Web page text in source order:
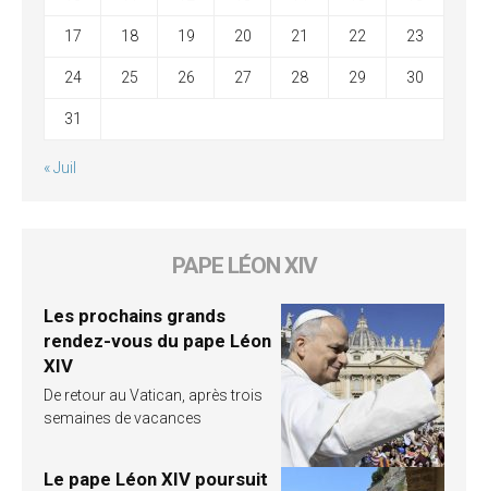
17 18 19 20 21 22 23
24 25 26 27 28 29 30
31
« Juil
PAPE LÉON XIV
Les prochains grands
rendez-vous du pape Léon
XIV
De retour au Vatican, après trois
semaines de vacances
Le pape Léon XIV poursuit